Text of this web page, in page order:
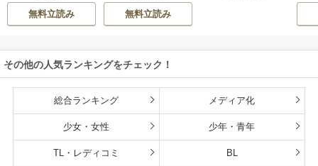
無料立読み
だきます
無料立読み
その他の人気ランキングをチェック！
総合ランキング メディア化
少女・女性 少年・青年
TL・レディコミ BL